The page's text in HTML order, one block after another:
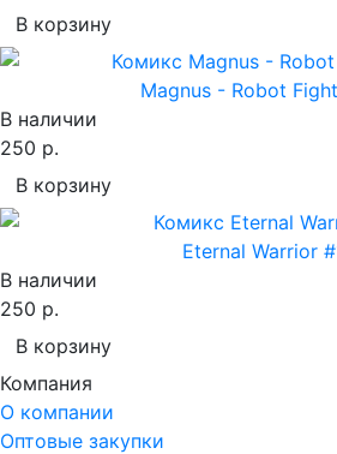
В корзину
Magnus - Robot
В наличии
250 р.
В корзину
Eternal Warrior
В наличии
250 р.
В корзину
Компания
О компании
Оптовые закупки